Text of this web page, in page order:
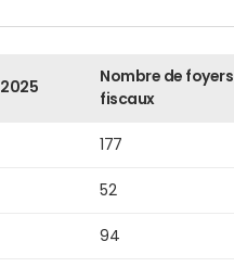
Nombre de foyers
fiscaux
177
52
94